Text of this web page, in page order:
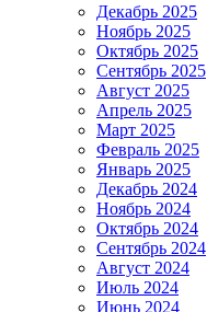
Декабрь 2025
Ноябрь 2025
Октябрь 2025
Сентябрь 2025
Август 2025
Апрель 2025
Март 2025
Февраль 2025
Январь 2025
Декабрь 2024
Ноябрь 2024
Октябрь 2024
Сентябрь 2024
Август 2024
Июль 2024
Июнь 2024